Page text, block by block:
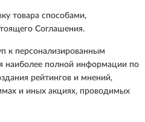
товара способами,
Соглашения.
к персонализированным
наиболее полной информации по
рейтингов и мнений,
и иных акциях, проводимых